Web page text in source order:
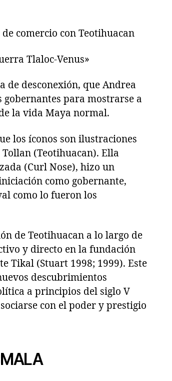
comercio con Teotihuacan
Tlaloc-Venus»
de desconexión, que Andrea
gobernantes para mostrarse a
la vida Maya normal.
los íconos son ilustraciones
(Teotihuacan). Ella
(Curl Nose), hizo un
como gobernante,
como lo fueron los
de Teotihuacan a lo largo de
y directo en la fundación
Tikal (Stuart 1998; 1999). Este
descubrimientos
a principios del siglo V
con el poder y prestigio